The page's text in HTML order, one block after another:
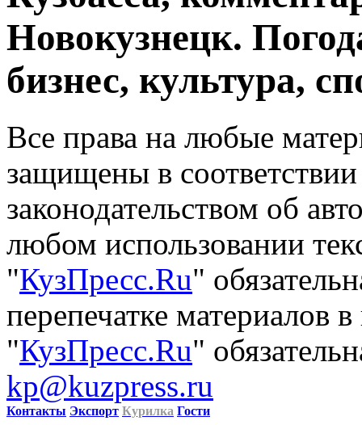
Новокузнецк.
бизнес, культура,
Все права на любые
защищены в
законодательством об
любом использовании
"КузПресс.Ru"
перепечатке материалов
"КузПресс.Ru"
kp@kuzpress.ru
Контакты Экспорт Курилка Гости